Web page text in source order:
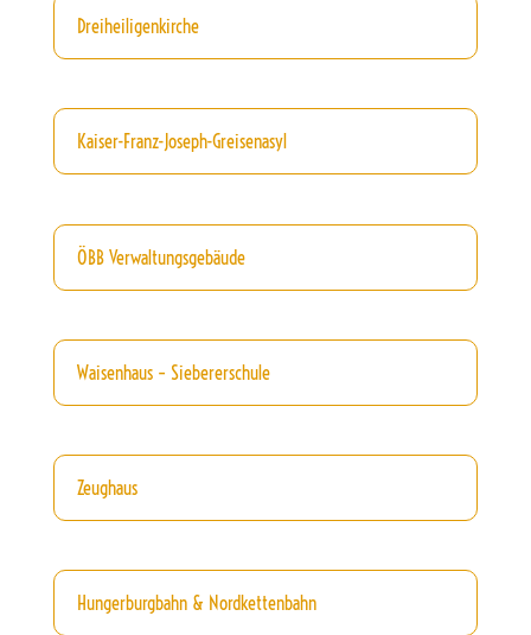
Dreiheiligenkirche
Kaiser-Franz-Joseph-Greisenasyl
ÖBB Verwaltungsgebäude
Waisenhaus – Siebererschule
Zeughaus
Hungerburgbahn & Nordkettenbahn